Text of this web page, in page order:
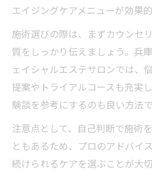
エイジングケアメニューが効果的
施術選びの際は、まずカウンセ
質をしっかり伝えましょう。兵
ェイシャルエステサロンでは、
提案やトライアルコースも充実
験談を参考にするのも良い方法で
注意点として、自己判断で施術
ともあるため、プロのアドバイ
続けられるケアを選ぶことが大